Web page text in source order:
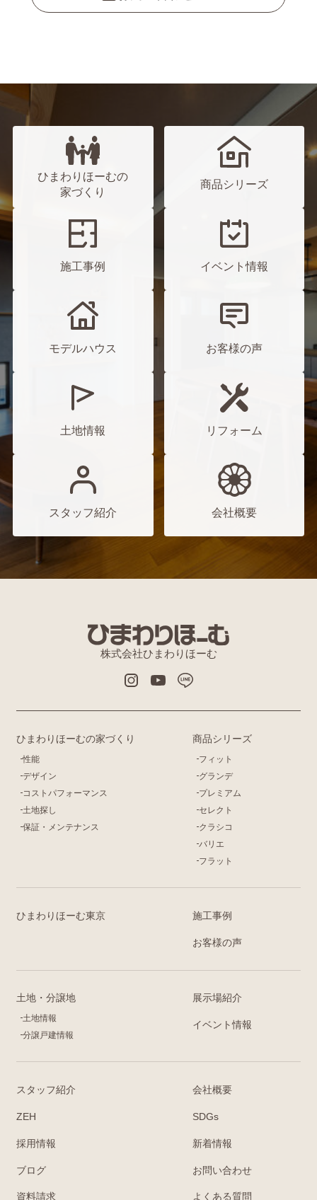
ひまわりほーむの
家づくり
商品シリーズ
施工事例 イベント情報
モデルハウス お客様の声
土地情報 リフォーム
スタッフ紹介 会社概要
株式会社ひまわりほーむ
ひまわりほーむの家づくり
性能
デザイン
コストパフォーマンス
土地探し
保証・メンテナンス
商品シリーズ
フィット
グランデ
プレミアム
セレクト
クラシコ
バリエ
フラット
ひまわりほーむ東京 施工事例
お客様の声
土地・分譲地
土地情報
分譲戸建情報
展示場紹介
イベント情報
スタッフ紹介 会社概要
ZEH SDGs
採用情報 新着情報
ブログ お問い合わせ
資料請求 よくある質問